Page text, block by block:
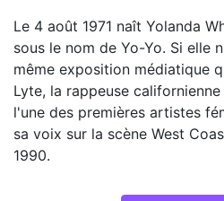
Le 4 août 1971 naît Yolanda
sous le nom de Yo-Yo. Si elle
même exposition médiatique
Lyte, la rappeuse
l'une des premières artistes
sa voix sur la scène West
1990.